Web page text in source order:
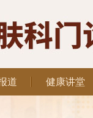
道 健康讲堂